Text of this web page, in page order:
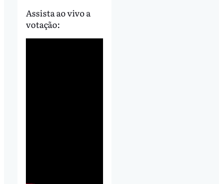
Assista ao vivo a
votação: